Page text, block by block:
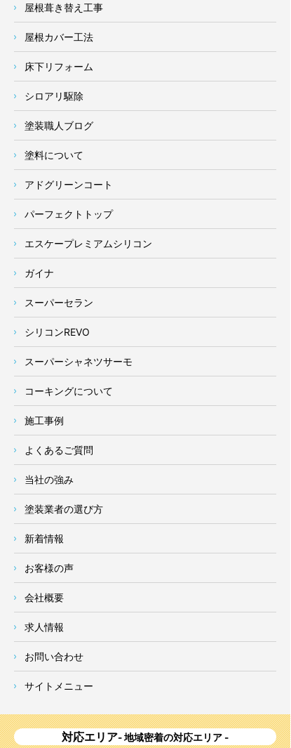
屋根葺き替え工事
屋根カバー工法
床下リフォーム
シロアリ駆除
塗装職人ブログ
塗料について
アドグリーンコート
パーフェクトトップ
エスケープレミアムシリコン
ガイナ
スーパーセラン
シリコンREVO
スーパーシャネツサーモ
コーキングについて
施工事例
よくあるご質問
当社の強み
塗装業者の選び方
新着情報
お客様の声
会社概要
求人情報
お問い合わせ
サイトメニュー
対応エリア- 地域密着の対応エリア -